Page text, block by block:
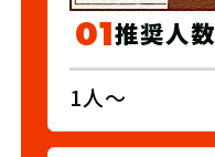
01推奨人数
1人〜